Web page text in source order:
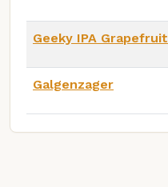
Geeky IPA Grapefruit
Galgenzager